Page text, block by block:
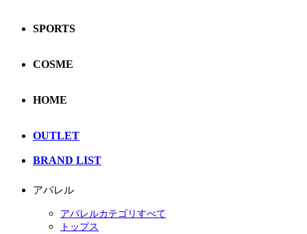
SPORTS
COSME
HOME
OUTLET
BRAND LIST
アパレル
アパレルカテゴリすべて
トップス